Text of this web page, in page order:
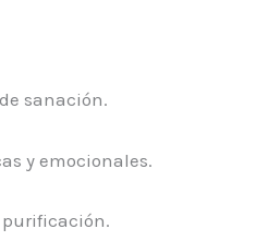
sanación.
y emocionales.
purificación.